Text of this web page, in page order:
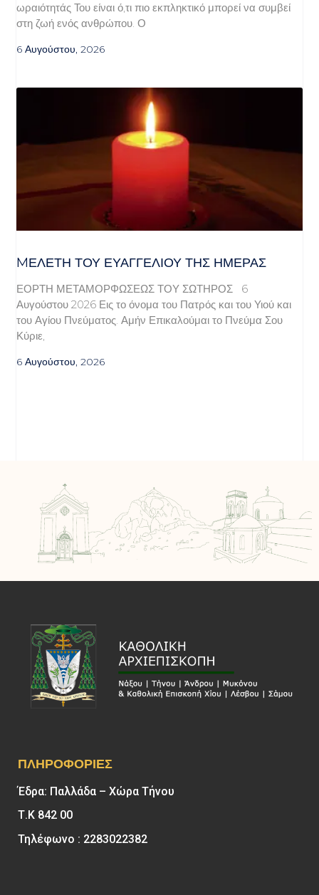
ωραιότητάς Του είναι ό,τι πιο εκπληκτικό μπορεί να συμβεί
στη ζωή ενός ανθρώπου. Ο
6 Αυγούστου, 2026
MΕΛΈΤΗ ΤΟΥ ΕΥΑΓΓΕΛΊΟΥ ΤΗΣ ΗΜΈΡΑΣ
ΕΟΡΤΗ ΜΕΤΑΜΟΡΦΩΣΕΩΣ ΤΟΥ ΣΩΤΗΡΟΣ 6
Αυγούστου 2026 Εις το όνομα του Πατρός και του Υιού και
του Αγίου Πνεύματος. Αμήν Επικαλούμαι το Πνεύμα Σου
Κύριε,
6 Αυγούστου, 2026
ΠΛΗΡΟΦΟΡΊΕΣ
Έδρα: Παλλάδα – Χώρα Τήνου
Τ.Κ 842 00
Τηλέφωνο : 2283022382